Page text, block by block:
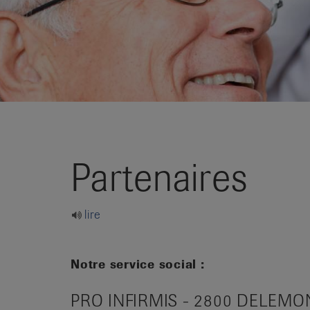
it
Partenaires
lire
Notre service social :
PRO INFIRMIS - 2800